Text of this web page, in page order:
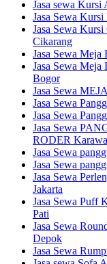
Jasa sewa Kursi
Jasa Sewa
Jasa Sewa
Cikarang
Jasa Sewa Meja
Jasa Sewa
Bogor
Jasa Sewa
Jasa Sewa
Jasa Sewa
Jasa Sewa
RODER
Jasa Sewa
Jasa Sewa
Jasa Sewa
Jakarta
Jasa Sewa Puff
Pati
Jasa Sewa
Depok
Jasa Sewa